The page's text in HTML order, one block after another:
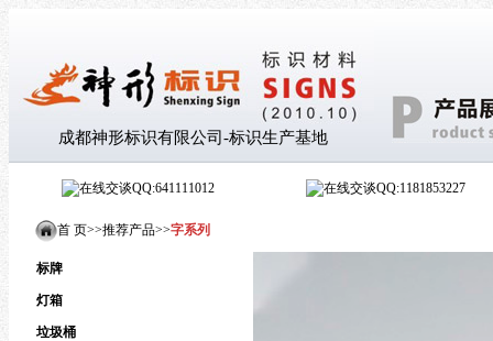
成都神形标识有限公司-标识生产基地
QQ:641111012 QQ:1181853227
首 页>>推荐产品>>字系列
标牌
灯箱
垃圾桶